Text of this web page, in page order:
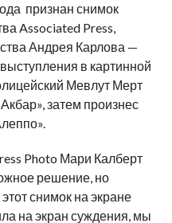
признан снимок
Associated Press,
Андрея Карлова —
в картинной
Мевлут Мерт
затем произнес
Photo Мари Калберт
решение, но
снимок на экране
на экран суждения, мы